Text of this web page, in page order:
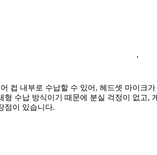
컵 내부로 수납할 수 있어, 헤드셋 마이크
형 수납 방식이기 때문에 분실 걱정이 없고,
점이 있습니다.